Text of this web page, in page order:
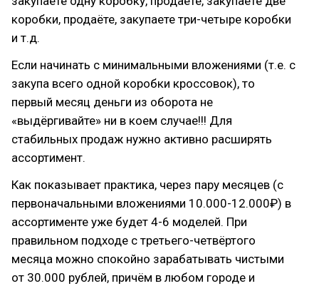
коробки, продаёте, закупаете три-четыре коробки
и т.д.
Если начинать с минимальными вложениями (т.е. с
закупа всего одной коробки кроссовок), то
первый месяц деньги из оборота не
«выдёргивайте» ни в коем случае!!! Для
стабильных продаж нужно активно расширять
ассортимент.
Как показывает практика, через пару месяцев (с
первоначальными вложениями 10.000-12.000₽) в
ассортименте уже будет 4-6 моделей. При
правильном подходе с третьего-четвёртого
месяца можно спокойно зарабатывать чистыми
от 30.000 рублей, причём в любом городе и